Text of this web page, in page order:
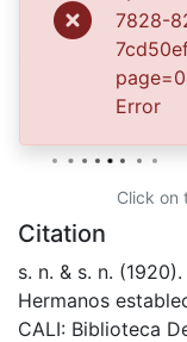
investigadores
su uso y consulta
un colaborador
la tecnología que
Click on
Citation
s. n. & s. n.
Hermanos
CALI: Biblioteca
7828-
Error